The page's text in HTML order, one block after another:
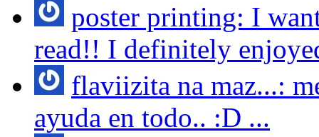
poster printing: I
read!! I definitely
flaviizita na maz...:
ayuda en todo.. :D ...